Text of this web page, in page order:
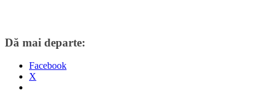
Dă mai departe:
Facebook
X